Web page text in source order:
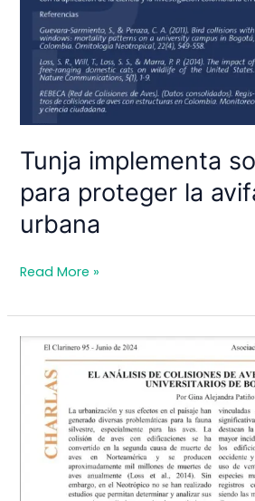
Tunja implementa
para proteger la
urbana
Tunja
soluciones
para
proteger
avifauna
urbana
Read More »